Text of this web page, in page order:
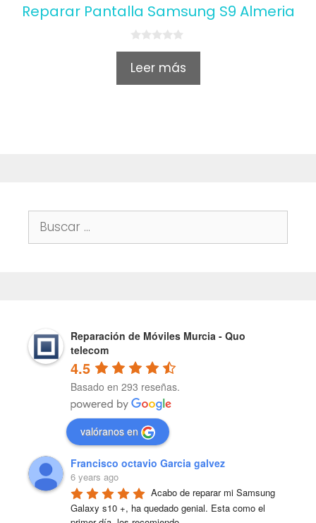
Reparar Pantalla Samsung S9 Almeria
0
u
Leer más
Buscar:
Reparación de Móviles Murcia - Quo
telecom
4.5
Basado en 293 reseñas.
valóranos en
Francisco octavio Garcia galvez
6 years ago
Acabo de reparar mi Samsung
Galaxy s10 +, ha quedado genial. Esta como el